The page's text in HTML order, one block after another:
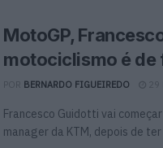
MotoGP,
motociclismo é de
BERNARDO FIGUEIREDO
Francesco Guidotti vai
manager da KTM, depois de